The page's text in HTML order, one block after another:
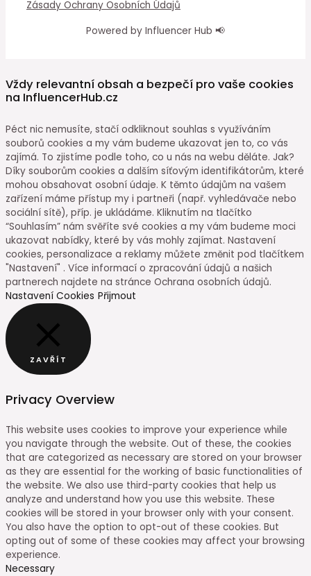
Zásady Ochrany Osobních Údajů
Powered by Influencer Hub 📢
Vždy relevantní obsah a bezpečí pro vaše cookies
na InfluencerHub.cz
Péct nic nemusíte, stačí odkliknout souhlas s využíváním
souborů cookies a my vám budeme ukazovat jen to, co vás
zajímá. To zjistíme podle toho, co u nás na webu děláte. Jak?
Díky souborům cookies a dalším síťovým identifikátorům, které
mohou obsahovat osobní údaje. K těmto údajům na vašem
zařízení máme přístup my i partneři (např. vyhledávače nebo
sociální sítě), příp. je ukládáme. Kliknutím na tlačítko
“Souhlasím” nám svěříte své cookies a my vám budeme moci
ukazovat nabídky, které by vás mohly zajímat. Nastavení
cookies, personalizace a reklamy můžete změnit pod tlačítkem
"Nastavení" . Více informací o zpracování údajů a našich
partnerech najdete na stránce Ochrana osobních údajů.
Nastavení Cookies Přijmout
ZAVŘÍT
Privacy Overview
This website uses cookies to improve your experience while
you navigate through the website. Out of these, the cookies
that are categorized as necessary are stored on your browser
as they are essential for the working of basic functionalities of
the website. We also use third-party cookies that help us
analyze and understand how you use this website. These
cookies will be stored in your browser only with your consent.
You also have the option to opt-out of these cookies. But
opting out of some of these cookies may affect your browsing
experience.
Necessary